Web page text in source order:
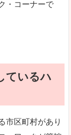
・コーナーで
ているハ
市区町村があり